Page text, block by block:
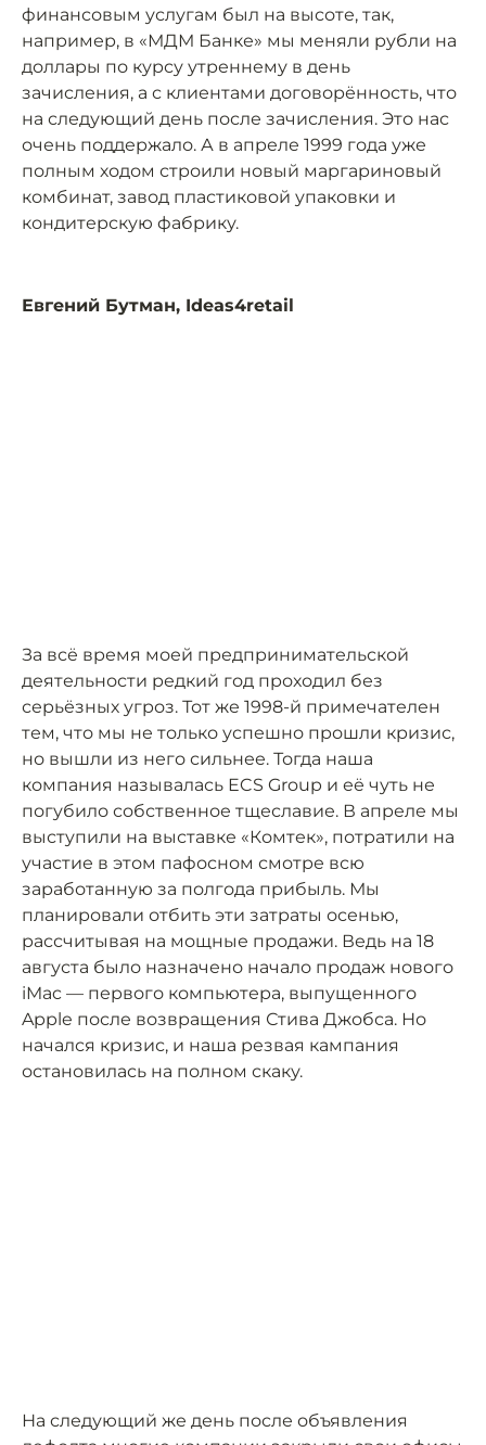
финансовым услугам был на высоте, так,
например, в «МДМ Банке» мы меняли рубли на
доллары по курсу утреннему в день
зачисления, а с клиентами договорённость, что
на следующий день после зачисления. Это нас
очень поддержало. А в апреле 1999 года уже
полным ходом строили новый маргариновый
комбинат, завод пластиковой упаковки и
кондитерскую фабрику.
Евгений Бутман, Ideas4retail
За всё время моей предпринимательской
деятельности редкий год проходил без
серьёзных угроз. Тот же 1998-й примечателен
тем, что мы не только успешно прошли кризис,
но вышли из него сильнее. Тогда наша
компания называлась ECS Group и её чуть не
погубило собственное тщеславие. В апреле мы
выступили на выставке «Комтек», потратили на
участие в этом пафосном смотре всю
заработанную за полгода прибыль. Мы
планировали отбить эти затраты осенью,
рассчитывая на мощные продажи. Ведь на 18
августа было назначено начало продаж нового
iMac — первого компьютера, выпущенного
Apple после возвращения Стива Джобса. Но
начался кризис, и наша резвая кампания
остановилась на полном скаку.
На следующий же день после объявления